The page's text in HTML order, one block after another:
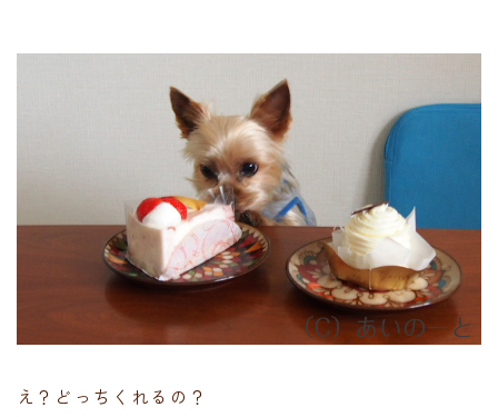
え？どっちくれるの？